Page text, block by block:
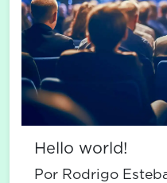
Hello world!
Por Rodrigo